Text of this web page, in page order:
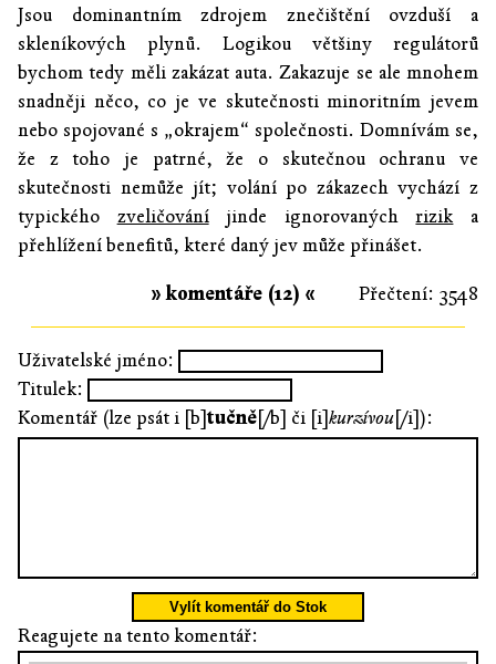
Jsou dominantním zdrojem znečištění ovzduší a
skleníkových plynů. Logikou většiny regulátorů
bychom tedy měli zakázat auta. Zakazuje se ale mnohem
snadněji něco, co je ve skutečnosti minoritním jevem
nebo spojované s „okrajem“ společnosti. Domnívám se,
že z toho je patrné, že o skutečnou ochranu ve
skutečnosti nemůže jít; volání po zákazech vychází z
typického zveličováníjinde ignorovanýchrizik a
přehlížení benefitů, které daný jev může přinášet.
Přečtení: 3548
» komentáře (12) «
Uživatelské jméno:
Titulek:
Komentář (lze psát i [b]tučně[/b] či [i]kurzívou[/i]):
Vylít komentář do Stok
Reagujete na tento komentář: